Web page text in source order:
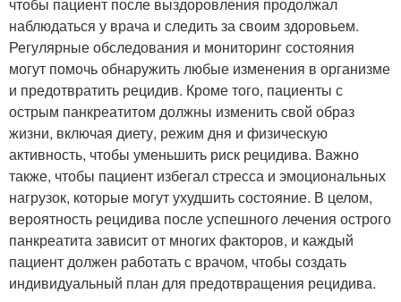
наблюдаться у врача и следить за своим здоровьем.
Регулярные обследования и мониторинг состояния
могут помочь обнаружить любые изменения в организме
и предотвратить рецидив. Кроме того, пациенты с
острым панкреатитом должны изменить свой образ
жизни, включая диету, режим дня и физическую
активность, чтобы уменьшить риск рецидива. Важно
также, чтобы пациент избегал стресса и эмоциональных
нагрузок, которые могут ухудшить состояние. В целом,
вероятность рецидива после успешного лечения острого
панкреатита зависит от многих факторов, и каждый
пациент должен работать с врачом, чтобы создать
индивидуальный план для предотвращения рецидива.